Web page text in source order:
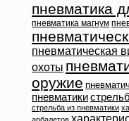
пневматика
пневматика магнум
пневматическая
охоты
оружие
пневматики
стрельба из пневматики
арбалетов